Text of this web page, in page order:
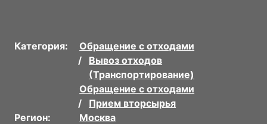
Категория:
Обращение с отходами
Вывоз отходов
(Транспортирование)
Обращение с отходами
Прием вторсырья
Регион:
Москва